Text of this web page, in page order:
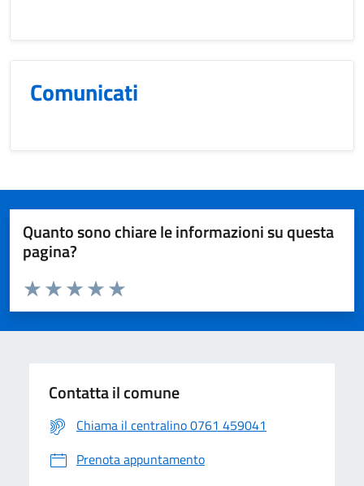
Comunicati
Quanto sono chiare le informazioni su questa
pagina?
Valuta da 1 a 5 stelle la pagina
Valuta 4 stelle su 5
Valuta 3 stelle su 5
Valuta 2 stelle su 5
Valuta 1 stelle su 5
Contatta il comune
Chiama il centralino 0761 459041
Prenota appuntamento